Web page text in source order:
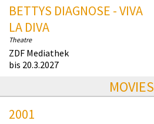
BETTYS DIAGNOSE - VIVA
LA DIVA
Theatre
ZDF Mediathek
bis 20.3.2027
MOVIES
2001